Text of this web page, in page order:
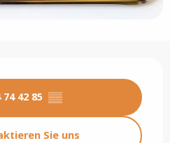
74 42 85 ▒▒
Sie uns